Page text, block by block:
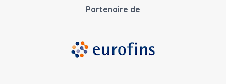
Partenaire de